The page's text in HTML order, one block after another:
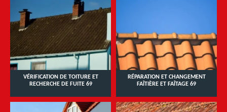
VÉRIFICATION DE TOITURE ET
RECHERCHE DE FUITE 69
RÉPARATION ET CHANGEMENT
FAÎTIÈRE ET FAÎTAGE 69